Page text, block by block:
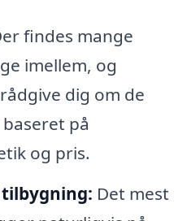
findes mange
imellem, og
dig om de
på
og pris.
Det mest